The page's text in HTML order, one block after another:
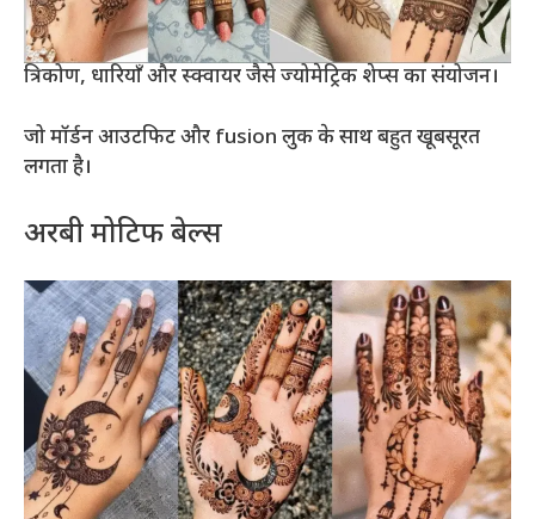
त्रिकोण, धारियाँ और स्क्वायर जैसे ज्योमेट्रिक शेप्स का संयोजन।
जो मॉर्डन आउटफिट और fusion लुक के साथ बहुत खूबसूरत
लगता है।
अरबी मोटिफ बेल्स